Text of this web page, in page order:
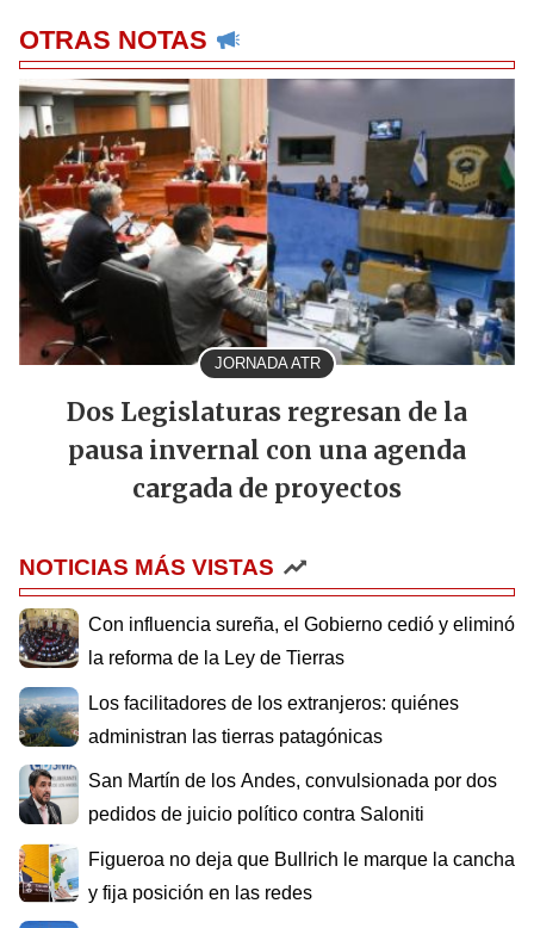
OTRAS NOTAS
JORNADA ATR
Dos Legislaturas regresan de la
pausa invernal con una agenda
cargada de proyectos
NOTICIAS MÁS VISTAS
Con influencia sureña, el Gobierno cedió y eliminó
la reforma de la Ley de Tierras
Los facilitadores de los extranjeros: quiénes
administran las tierras patagónicas
San Martín de los Andes, convulsionada por dos
pedidos de juicio político contra Saloniti
Figueroa no deja que Bullrich le marque la cancha
y fija posición en las redes